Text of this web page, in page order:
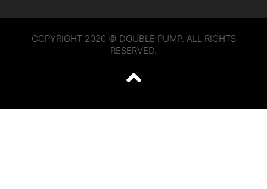
COPYRIGHT 2020 © DOUBLE PUMP. ALL RIGHTS
RESERVED.